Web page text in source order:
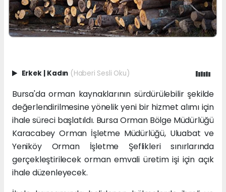
Erkek | Kadın (Haberi Sesli Oku)
Bursa'da orman kaynaklarının sürdürülebilir şekilde
değerlendirilmesine yönelik yeni bir hizmet alımı için
ihale süreci başlatıldı. Bursa Orman Bölge Müdürlüğü
Karacabey Orman İşletme Müdürlüğü, Uluabat ve
Yeniköy Orman İşletme Şeflikleri sınırlarında
gerçekleştirilecek orman emvali üretim işi için açık
ihale düzenleyecek.